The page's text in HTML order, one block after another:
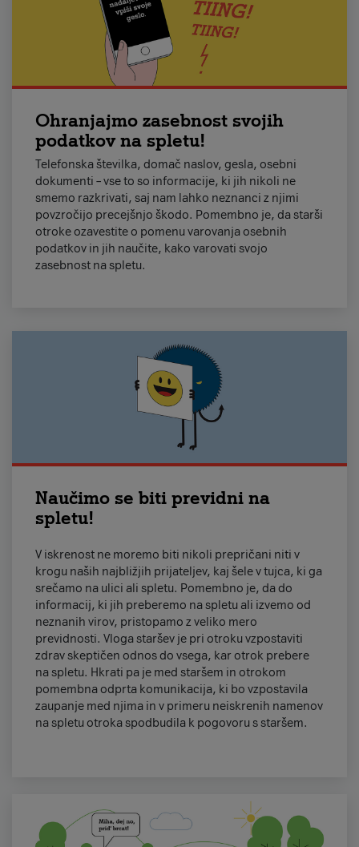
Ohranjajmo zasebnost svojih
podatkov na spletu!
Telefonska številka, domač naslov, gesla, osebni
dokumenti – vse to so informacije, ki jih nikoli ne
smemo razkrivati, saj nam lahko neznanci z njimi
povzročijo precejšnjo škodo. Pomembno je, da starši
otroke ozavestite o pomenu varovanja osebnih
podatkov in jih naučite, kako varovati svojo
zasebnost na spletu.
Naučimo se biti previdni na
spletu!
V iskrenost ne moremo biti nikoli prepričani niti v
krogu naših najbližjih prijateljev, kaj šele v tujca, ki ga
srečamo na ulici ali spletu. Pomembno je, da do
informacij, ki jih preberemo na spletu ali izvemo od
neznanih virov, pristopamo z veliko mero
previdnosti. Vloga staršev je pri otroku vzpostaviti
zdrav skeptičen odnos do vsega, kar otrok prebere
na spletu. Hkrati pa je med staršem in otrokom
pomembna odprta komunikacija, ki bo vzpostavila
zaupanje med njima in v primeru neiskrenih namenov
na spletu otroka spodbudila k pogovoru s staršem.